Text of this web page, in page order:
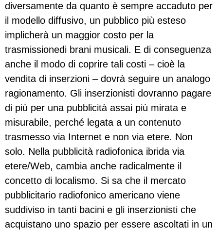
diversamente da quanto è sempre accaduto per
il modello diffusivo, un pubblico più esteso
implicherà un maggior costo per la
trasmissionedi brani musicali. E di conseguenza
anche il modo di coprire tali costi – cioè la
vendita di inserzioni – dovrà seguire un analogo
ragionamento. Gli inserzionisti dovranno pagare
di più per una pubblicità assai più mirata e
misurabile, perché legata a un contenuto
trasmesso via Internet e non via etere. Non
solo. Nella pubblicità radiofonica ibrida via
etere/Web, cambia anche radicalmente il
concetto di localismo. Si sa che il mercato
pubblicitario radiofonico americano viene
suddiviso in tanti bacini e gli inserzionisti che
acquistano uno spazio per essere ascoltati in un